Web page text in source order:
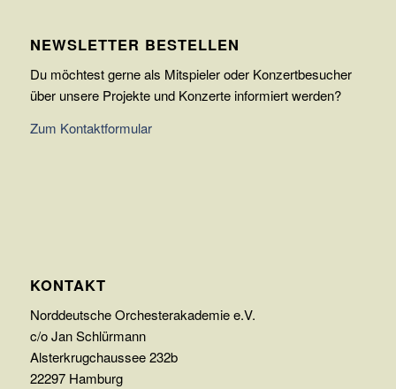
NEWSLETTER BESTELLEN
Du möchtest gerne als Mitspieler oder Konzertbesucher
über unsere Projekte und Konzerte informiert werden?
Zum Kontaktformular
KONTAKT
Norddeutsche Orchesterakademie e.V.
c/o Jan Schlürmann
Alsterkrugchaussee 232b
22297 Hamburg